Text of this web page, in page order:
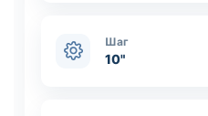
Шаг
10"